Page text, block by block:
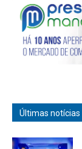
Últimas notícias